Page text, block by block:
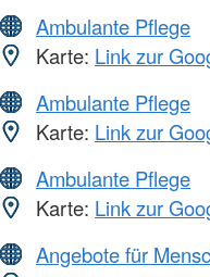
Ambulante Pflege
Karte: Link zur
Ambulante Pflege
Karte: Link zur
Ambulante Pflege
Karte: Link zur
Angebote für